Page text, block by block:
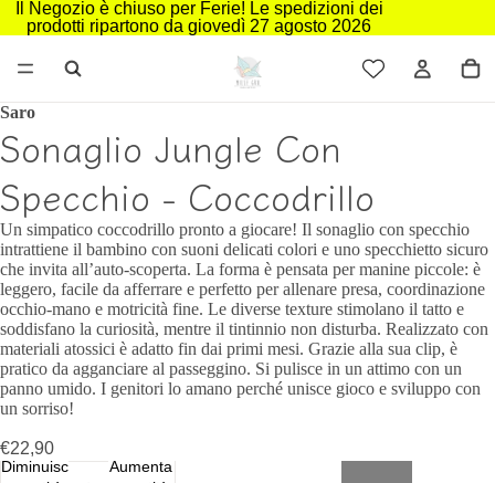
Il Negozio è chiuso per Ferie! Le spedizioni dei
prodotti ripartono da giovedì 27 agosto 2026
Saro
Sonaglio Jungle Con
Specchio - Coccodrillo
Un simpatico coccodrillo pronto a giocare! Il sonaglio con specchio
intrattiene il bambino con suoni delicati colori e uno specchietto sicuro
che invita all’auto‑scoperta. La forma è pensata per manine piccole: è
leggero, facile da afferrare e perfetto per allenare presa, coordinazione
occhio‑mano e motricità fine. Le diverse texture stimolano il tatto e
soddisfano la curiosità, mentre il tintinnio non disturba. Realizzato con
materiali atossici è adatto fin dai primi mesi. Grazie alla sua clip, è
pratico da agganciare al passeggino. Si pulisce in un attimo con un
panno umido. I genitori lo amano perché unisce gioco e sviluppo con
un sorriso!
€22,90
Diminuisci
Aumenta